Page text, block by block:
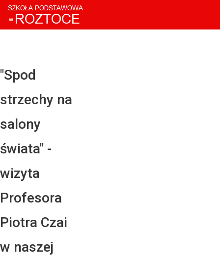
"Spod
strzechy na
salony
świata" -
wizyta
Profesora
Piotra Czai
w naszej